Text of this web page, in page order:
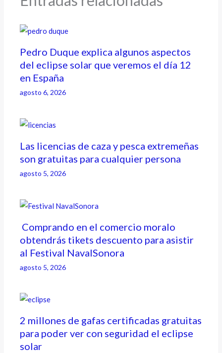
Pedro Duque explica algunos aspectos
del eclipse solar que veremos el día 12
en España
agosto 6, 2026
Las licencias de caza y pesca extremeñas
son gratuitas para cualquier persona
agosto 5, 2026
Comprando en el comercio moralo
obtendrás tikets descuento para asistir
al Festival NavalSonora
agosto 5, 2026
2 millones de gafas certificadas gratuitas
para poder ver con seguridad el eclipse
solar